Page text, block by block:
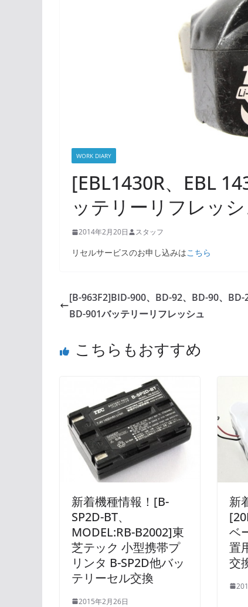
WORK DIARY
[EBL1430R、EBL
ッテリーリフレッシ
2014年2月20日 スタッフ
リセルサービスのお申し込みはこちら
[B-963F2]BID-900、BD-92、BD-90、BD-
BD-901バッテリーリフレッシュ
こちらもおすすめ
新着機種情報！[B-
SP2D-BT、
MODEL:RB-B2002]東
芝テック 小型携帯プ
リンタ B-SP2D他バッ
テリーセル交換
2015年2月26日
新
ベ
置
交